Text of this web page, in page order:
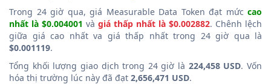
Trong 24 giờ qua, giá Measurable Data Token đạt mức cao
nhất là $0.004001 và giá thấp nhất là $0.002882. Chênh lệch
giữa giá cao nhất va giá thấp nhất trong 24 giờ qua là
$0.001119.
Tổng khối lượng giao dịch trong 24 giờ là 224,458 USD. Vốn
hóa thị trường lúc này đã đạt 2,656,471 USD.